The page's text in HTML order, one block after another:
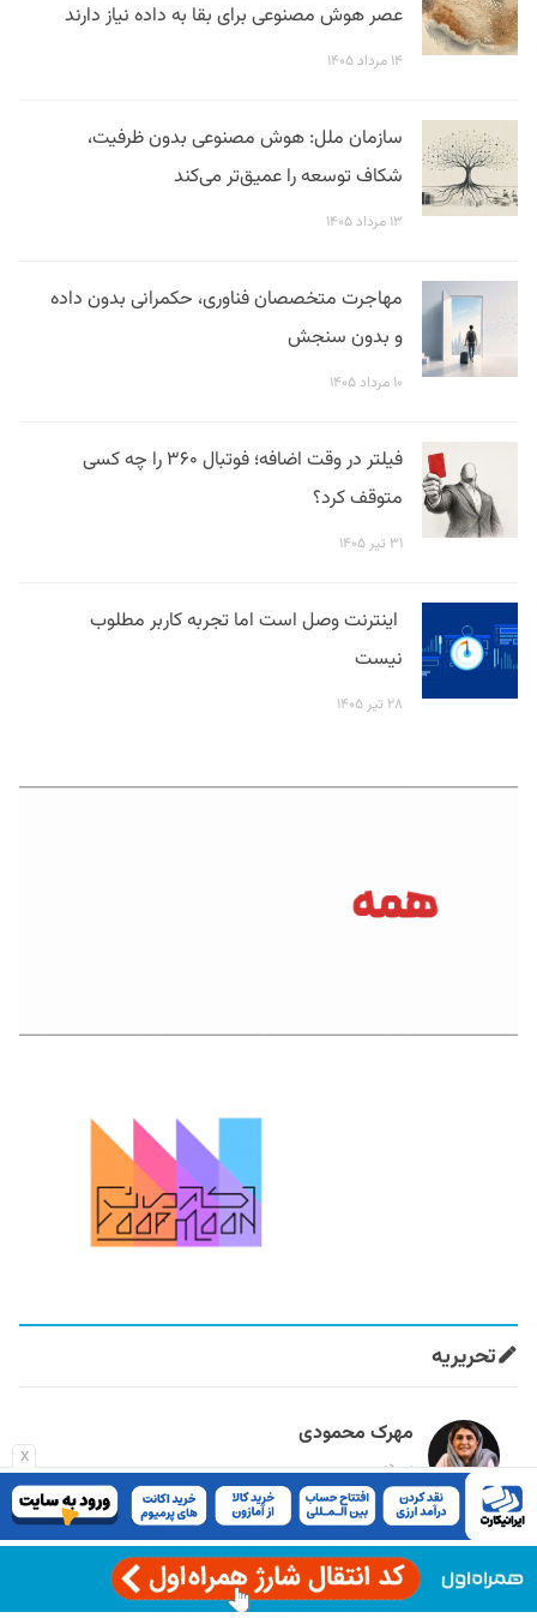
x
عصر هوش مصنوعی برای بقا به داده نیاز دارند
۱۴ مرداد ۱۴۰۵
سازمان ملل: هوش مصنوعی بدون ظرفیت،
شکاف توسعه را عمیق‌تر می‌کند
۱۳ مرداد ۱۴۰۵
مهاجرت متخصصان فناوری، حکمرانی بدون داده
و بدون سنجش
۱۰ مرداد ۱۴۰۵
فیلتر در وقت اضافه؛ فوتبال ۳۶۰ را چه کسی
متوقف کرد؟
۳۱ تیر ۱۴۰۵
اینترنت وصل است اما تجربه کاربر مطلوب
نیست
۲۸ تیر ۱۴۰۵
تحریریه
مهرک محمودی
سردبیر
آرش برهمند
تحریریه